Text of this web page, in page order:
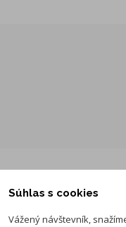
Súhlas s cookies
Vážený návštevník,